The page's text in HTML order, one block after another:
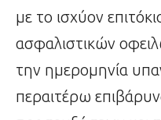
με το ισχύον
ασφαλιστικών
την ημερομηνία
περαιτέρω